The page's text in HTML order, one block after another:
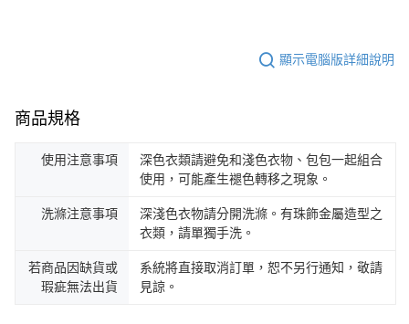
顯示電腦版詳細說明
商品規格
使用注意事項
深色衣類請避免和淺色衣物、包包一起組合
使用，可能產生褪色轉移之現象。
洗滌注意事項
深淺色衣物請分開洗滌。有珠飾金屬造型之
衣類，請單獨手洗。
若商品因缺貨或
瑕疵無法出貨
系統將直接取消訂單，恕不另行通知，敬請
見諒。